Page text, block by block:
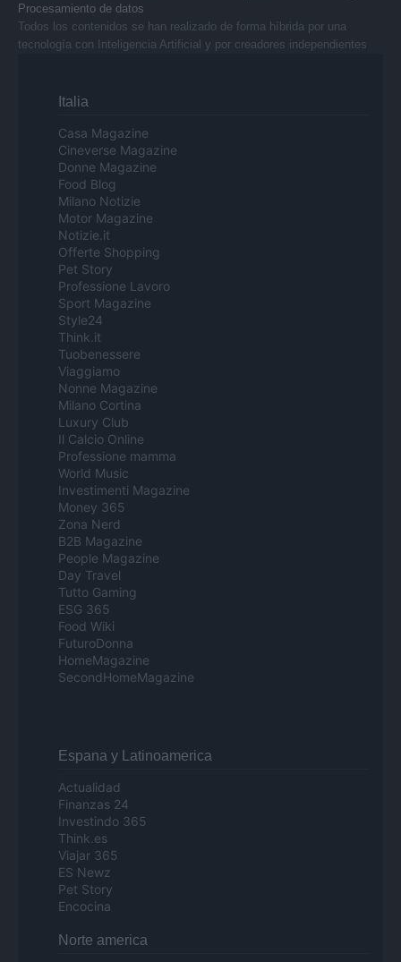
Procesamiento de datos
Todos los contenidos se han realizado de forma híbrida por una
tecnología con Inteligencia Artificial y por creadores independientes
Italia
Casa Magazine
Cineverse Magazine
Donne Magazine
Food Blog
Milano Notizie
Motor Magazine
Notizie.it
Offerte Shopping
Pet Story
Professione Lavoro
Sport Magazine
Style24
Think.it
Tuobenessere
Viaggiamo
Nonne Magazine
Milano Cortina
Luxury Club
Il Calcio Online
Professione mamma
World Music
Investimenti Magazine
Money 365
Zona Nerd
B2B Magazine
People Magazine
Day Travel
Tutto Gaming
ESG 365
Food Wiki
FuturoDonna
HomeMagazine
SecondHomeMagazine
Espana y Latinoamerica
Actualidad
Finanzas 24
Investindo 365
Think.es
Viajar 365
ES Newz
Pet Story
Encocina
Norte america